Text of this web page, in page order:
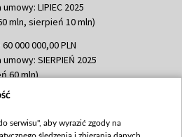
LIPIEC 2025
mln, sierpień 10 mln)
000 000,00 PLN
SIERPIEŃ 2025
60 mln)
783 051,21 PLN
100 mln, październik 350
serwisu", aby wyrazić zgody na